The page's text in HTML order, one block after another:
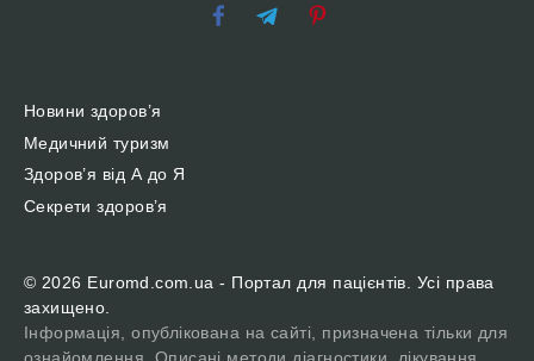
Новини здоров’я
Медичний туризм
Здоров’я від А до Я
Секрети здоров’я
© 2026 Euromd.com.ua - Портал для пацієнтів. Усі права
захищено.
Інформація, опублікована на сайті, призначена тільки для